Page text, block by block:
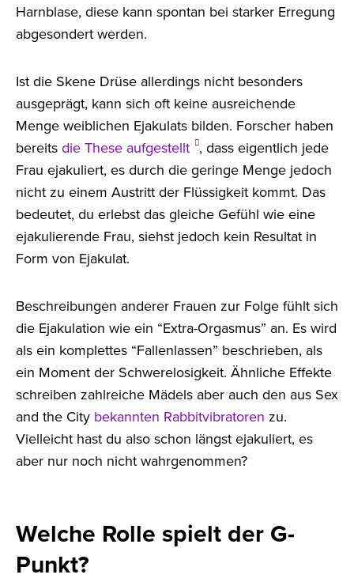
Harnblase, diese kann spontan bei starker Erregung
abgesondert werden.
Ist die Skene Drüse allerdings nicht besonders
ausgeprägt, kann sich oft keine ausreichende
Menge weiblichen Ejakulats bilden. Forscher haben
bereits die These aufgestellt , dass eigentlich jede
Frau ejakuliert, es durch die geringe Menge jedoch
nicht zu einem Austritt der Flüssigkeit kommt. Das
bedeutet, du erlebst das gleiche Gefühl wie eine
ejakulierende Frau, siehst jedoch kein Resultat in
Form von Ejakulat.
Beschreibungen anderer Frauen zur Folge fühlt sich
die Ejakulation wie ein “Extra-Orgasmus” an. Es wird
als ein komplettes “Fallenlassen” beschrieben, als
ein Moment der Schwerelosigkeit. Ähnliche Effekte
schreiben zahlreiche Mädels aber auch den aus Sex
and the City bekannten Rabbitvibratoren zu.
Vielleicht hast du also schon längst ejakuliert, es
aber nur noch nicht wahrgenommen?
Welche Rolle spielt der G-
Punkt?